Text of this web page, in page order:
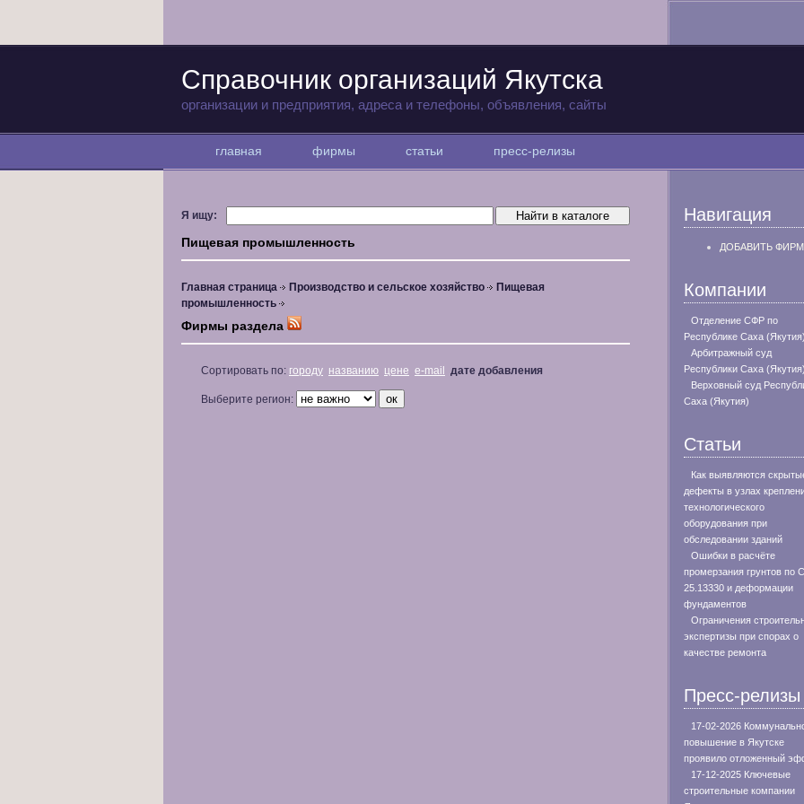
Справочник организаций Якутска
организации и предприятия, адреса и телефоны, объявления, сайты
главная фирмы статьи пресс-релизы
Я ищу:
Пищевая промышленность
Главная страница Производство и сельское хозяйство
Пищевая
промышленность
Фирмы раздела
Сортировать по: городу названию цене e-mail дате добавления
Выберите регион:
Навигация
ДОБАВИТЬ
Компании
Отделение СФР по
Республике Саха (Якутия)
Арбитражный суд
Республики Саха (Якутия)
Верховный суд
Саха (Якутия)
Статьи
Как выявляются
дефекты в узлах
технологического
оборудования при
обследовании зданий
Ошибки в расчёте
промерзания грунтов по
25.13330 и деформации
фундаментов
Ограничения
экспертизы при спорах о
качестве ремонта
Пресс-релизы
17-02-2026
повышение в Якутске
проявило отложенный
17-12-2025 Ключевые
строительные компании